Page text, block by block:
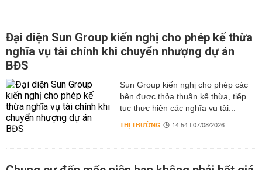
Đại diện Sun Group kiến nghị cho phép kế thừa
nghĩa vụ tài chính khi chuyển nhượng dự án
BĐS
Sun Group kiến nghị cho phép các
bên được thỏa thuận kế thừa, tiếp
tục thực hiện các nghĩa vụ tài...
THỊ TRƯỜNG 14:54 | 07/08/2026